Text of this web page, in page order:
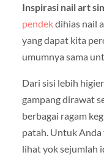
Inspirasi nail art
pendekdihias nail
yang dapat kita
umumnya sama
Dari sisi lebih
gampang dirawat
berbagai ragam
patah. Untuk Anda
lihat yok sejumlah